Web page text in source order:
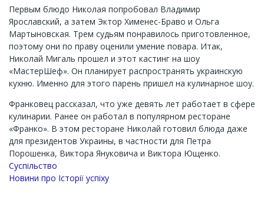
Первым блюдо Николая попробовал Владимир
Ярославский, а затем Эктор Хименес-Браво и Ольга
Мартыновская. Трем судьям понравилось приготовленное,
поэтому они по праву оценили умение повара. Итак,
Николай Мигаль прошел и этот кастинг на шоу
«МастерШеф». Он планирует распространять украинскую
кухню. Именно для этого парень пришел на кулинарное шоу.
Франковец рассказал, что уже девять лет работает в сфере
кулинарии. Ранее он работал в популярном ресторане
«Франко». В этом ресторане Николай готовил блюда даже
для президентов Украины, в частности для Петра
Порошенка, Виктора Януковича и Виктора Ющенко.
Суспільство
Новини про Історії успіху